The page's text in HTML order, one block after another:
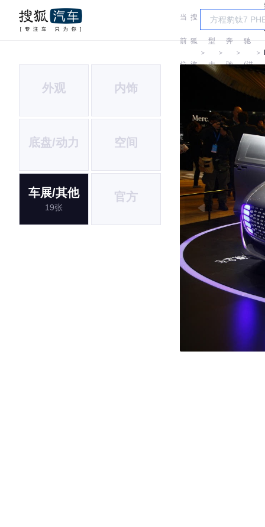
当
前
位
搜
狐
汽
＞
车
型
大
＞
奔
驰
＞
奔
驰
(进
＞
外观 内饰
底盘/动力 空间
车展/其他
19张
官方